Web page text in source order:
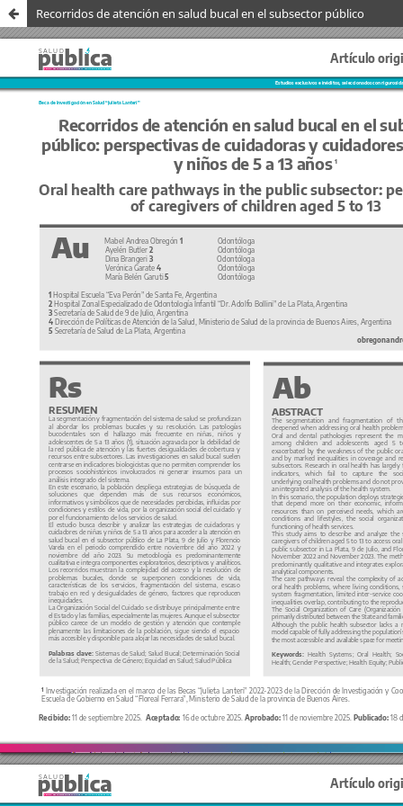
Recorridos de atención en salud bucal en el subsector público